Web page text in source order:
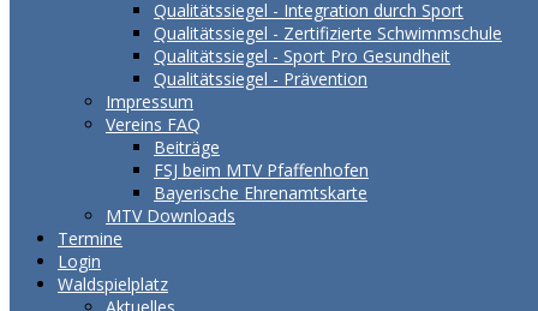
Qualitätssiegel - Integration durch Sport
Qualitätssiegel - Zertifizierte Schwimmschule
Qualitätssiegel - Sport Pro Gesundheit
Qualitätssiegel - Prävention
Impressum
Vereins FAQ
Beiträge
FSJ beim MTV Pfaffenhofen
Bayerische Ehrenamtskarte
MTV Downloads
Termine
Login
Waldspielplatz